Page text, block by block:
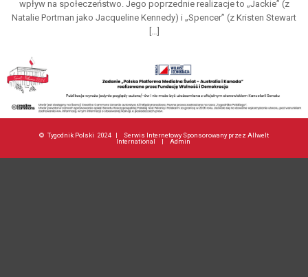
wpływ na społeczeństwo. Jego poprzednie realizacje to „Jackie” (z
Natalie Portman jako Jacqueline Kennedy) i „Spencer” (z Kristen Stewart
[…]
© Tygodnik Polski 2024 |
Serwis Internetowy Sponsorowany przez Allwelt
International
| Admin